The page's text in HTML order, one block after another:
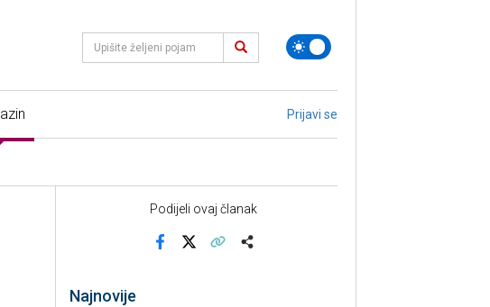
Prijavi se
Podijeli ovaj članak
Najnovije